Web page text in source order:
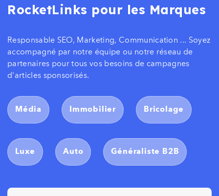
RocketLinks pour les Marques
Responsable SEO, Marketing, Communication ... Soyez
accompagné par notre équipe ou notre réseau de
partenaires pour tous vos besoins de campagnes
d'articles sponsorisés.
Média Immobilier Bricolage
Luxe Auto Généraliste B2B